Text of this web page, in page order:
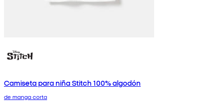
Camiseta para niña Stitch 100% algodón
de manga corta